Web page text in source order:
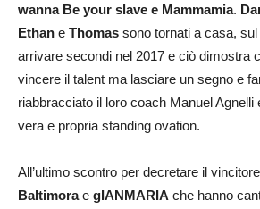
wanna Be your slave e Mammamia.
Ethan e Thomas sono tornati a casa,
arrivare secondi nel 2017 e ciò dimostra
vincere il talent ma lasciare un segno e
riabbracciato il loro coach Manuel Agnelli
vera e propria standing ovation.
All’ultimo scontro per decretare il
Baltimorae gIANMARIA che hanno